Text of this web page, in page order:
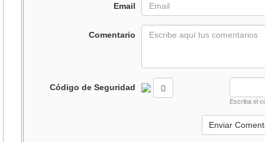
Email
Comentario
Código de Seguridad
Escriba el